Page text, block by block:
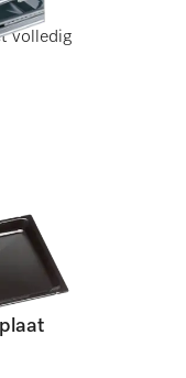
volledig